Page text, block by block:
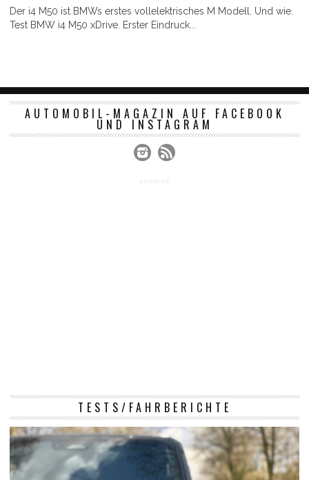
Der i4 M50 ist BMWs erstes vollelektrisches M Modell. Und wie.
Test BMW i4 M50 xDrive. Erster Eindruck...
AUTOMOBIL-MAGAZIN AUF FACEBOOK
UND INSTAGRAM
ANZEIGE
TESTS/FAHRBERICHTE